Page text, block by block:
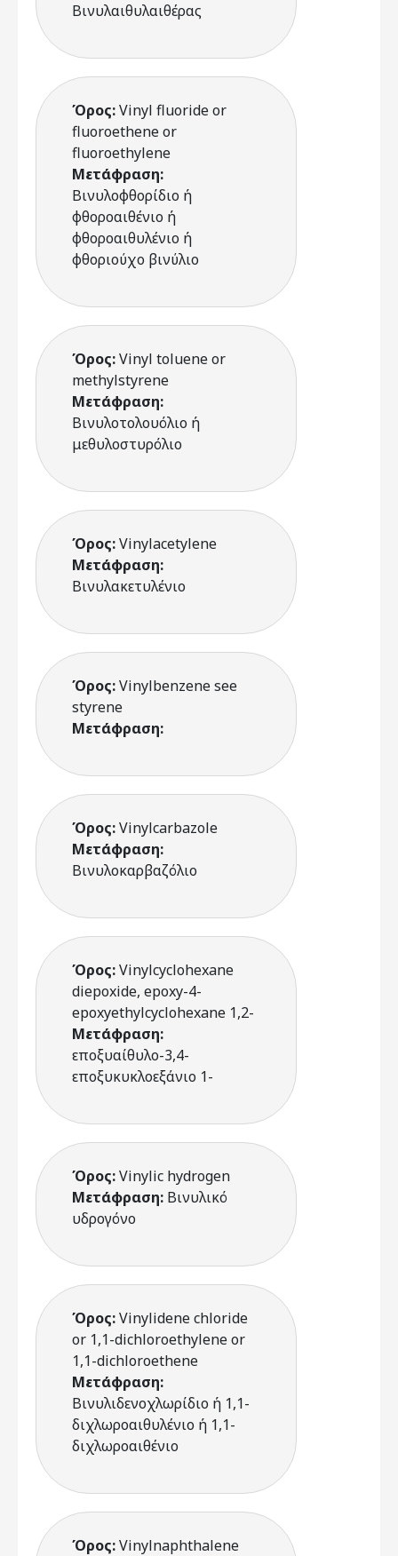
Βινυλαιθυλαιθέρας
Όρος:Vinyl fluoride or
fluoroethene or
fluoroethylene
Μετάφραση:
Βινυλοφθορίδιο ή
φθοροαιθένιο ή
φθοροαιθυλένιο ή
φθοριούχο βινύλιο
Όρος:Vinyl toluene or
methylstyrene
Μετάφραση:
Βινυλοτολουόλιο ή
μεθυλοστυρόλιο
Όρος:Vinylacetylene
Μετάφραση:
Βινυλακετυλένιο
Όρος:Vinylbenzene see
styrene
Μετάφραση:
Όρος:Vinylcarbazole
Μετάφραση:
Βινυλοκαρβαζόλιο
Όρος:Vinylcyclohexane
diepoxide, epoxy-4-
epoxyethylcyclohexane 1,2-
Μετάφραση:
εποξυαίθυλο-3,4-
εποξυκυκλοεξάνιο 1-
Όρος:Vinylic hydrogen
Μετάφραση: Βινυλικό
υδρογόνο
Όρος:Vinylidene chloride
or 1,1-dichloroethylene or
1,1-dichloroethene
Μετάφραση:
Βινυλιδενοχλωρίδιο ή 1,1-
διχλωροαιθυλένιο ή 1,1-
διχλωροαιθένιο
Όρος:Vinylnaphthalene